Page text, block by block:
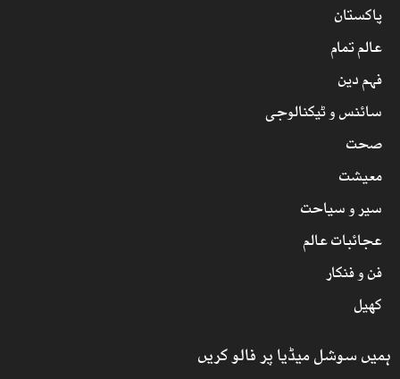
پاکستان
عالم تمام
فہم دین
سائنس و ٹیکنالوجی
صحت
معیشت
سیر و سیاحت
عجائبات عالم
فن و فنکار
کھیل
ہمیں سوشل میڈیا پر فالو کریں